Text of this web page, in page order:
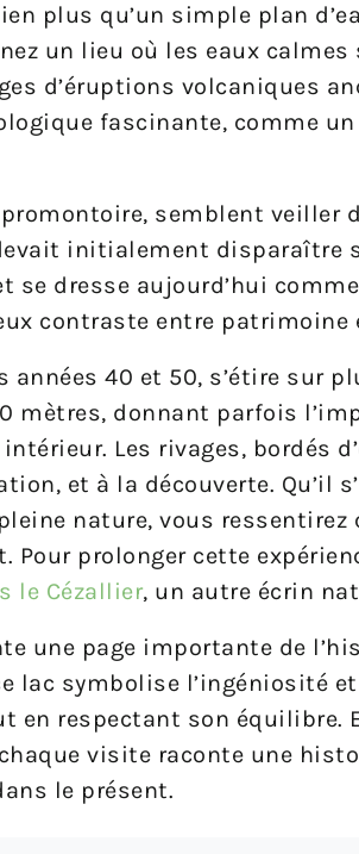
plus qu’un simple plan
un lieu où les eaux calmes
d’éruptions volcaniques
fascinante, comme
semblent veiller
initialement disparaître
se dresse aujourd’hui
contraste entre patrimoine
40 et 50, s’étire sur
mètres, donnant parfois
Les rivages, bordés
et à la découverte. Qu’il
nature, vous
prolonger cette
le Cézallier, un autre écrin
une page importante de
lac symbolise l’ingéniosité
en respectant son équilibre.
visite raconte une
le présent.